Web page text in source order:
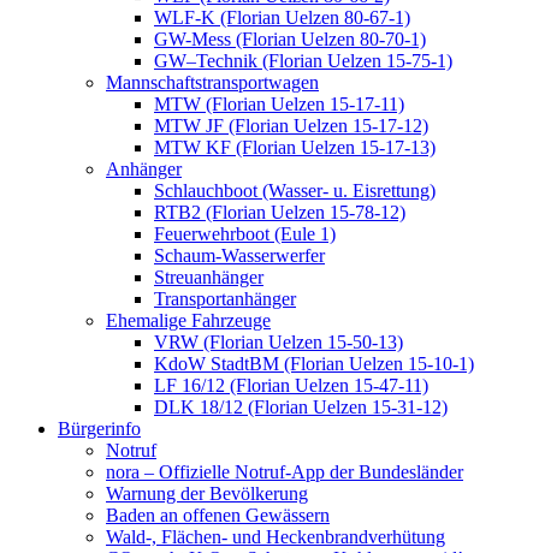
WLF-K (Florian Uelzen 80-67-1)
GW-Mess (Florian Uelzen 80-70-1)
GW–Technik (Florian Uelzen 15-75-1)
Mannschaftstransportwagen
MTW (Florian Uelzen 15-17-11)
MTW JF (Florian Uelzen 15-17-12)
MTW KF (Florian Uelzen 15-17-13)
Anhänger
Schlauchboot (Wasser- u. Eisrettung)
RTB2 (Florian Uelzen 15-78-12)
Feuerwehrboot (Eule 1)
Schaum-Wasserwerfer
Streuanhänger
Transportanhänger
Ehemalige Fahrzeuge
VRW (Florian Uelzen 15-50-13)
KdoW StadtBM (Florian Uelzen 15-10-1)
LF 16/12 (Florian Uelzen 15-47-11)
DLK 18/12 (Florian Uelzen 15-31-12)
Bürgerinfo
Notruf
nora – Offizielle Notruf-App der Bundesländer
Warnung der Bevölkerung
Baden an offenen Gewässern
Wald-, Flächen- und Heckenbrandverhütung